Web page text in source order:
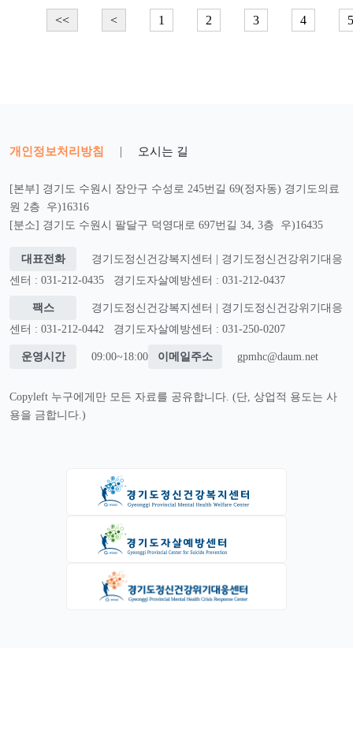
<< < 1 2 3 4 5
개인정보처리방침 | 오시는 길
[본부] 경기도 수원시 장안구 수성로 245번길 69(정자동) 경기도의료
원 2층 우)16316
[분소] 경기도 수원시 팔달구 덕영대로 697번길 34, 3층 우)16435
대표전화
경기도정신건강복지센터 | 경기도정신건강위기대응
센터 : 031-212-0435
경기도자살예방센터 : 031-212-0437
팩스
경기도정신건강복지센터 | 경기도정신건강위기대응
센터 : 031-212-0442
경기도자살예방센터 : 031-250-0207
운영시간 09:00~18:00 이메일주소 gpmhc@daum.net
Copyleft 누구에게만 모든 자료를 공유합니다. (단, 상업적 용도는 사
용을 금합니다.)